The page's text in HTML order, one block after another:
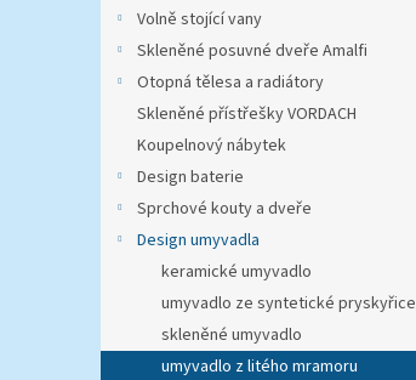
Volně stojící vany
Skleněné posuvné dveře Amalfi
Otopná tělesa a radiátory
Skleněné přístřešky VORDACH
Koupelnový nábytek
Design baterie
Sprchové kouty a dveře
Design umyvadla
keramické umyvadlo
umyvadlo ze syntetické pryskyřice
skleněné umyvadlo
umyvadlo z litého mramoru